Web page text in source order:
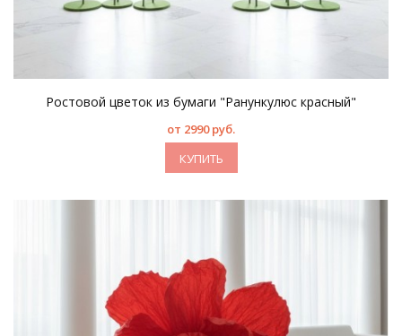
Ростовой цветок из бумаги "Ранункулюс красный"
от 2990 руб.
КУПИТЬ